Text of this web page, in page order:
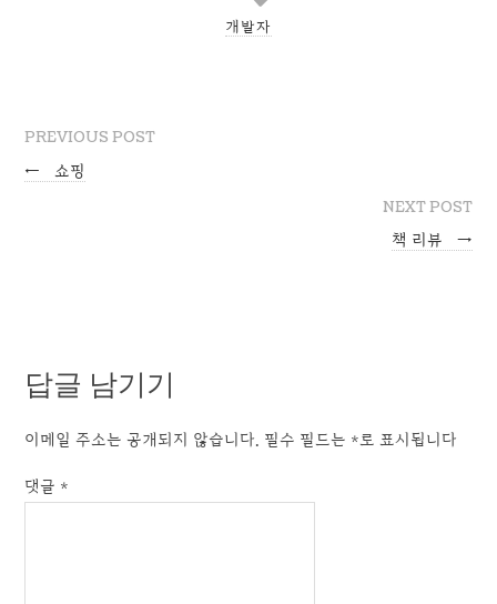
개발자
PREVIOUS POST
← 쇼핑
NEXT POST
책 리뷰 →
답글 남기기
이메일 주소는 공개되지 않습니다. 필수 필드는 *로 표시됩니다
댓글 *